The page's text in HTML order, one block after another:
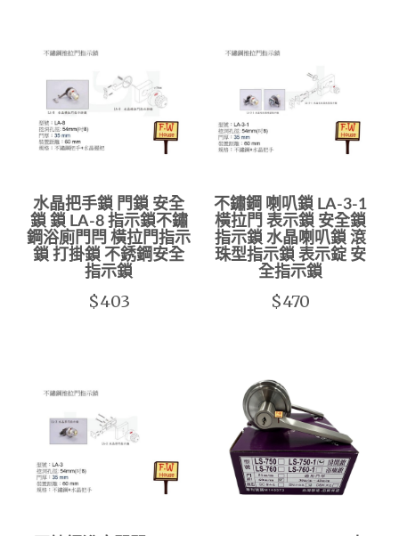
水晶把手鎖 門鎖 安全
鎖 鎖 LA-8 指示鎖不鏽
鋼浴廁門閂 橫拉門指示
鎖 打掛鎖 不銹鋼安全
指示鎖
$403
不鏽鋼 喇叭鎖 LA-3-1
橫拉門 表示鎖 安全鎖
指示鎖 水晶喇叭鎖 滾
珠型指示鎖 表示錠 安
全指示鎖
$470